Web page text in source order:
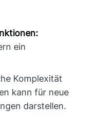
ein
Komplexität
kann für neue
darstellen.